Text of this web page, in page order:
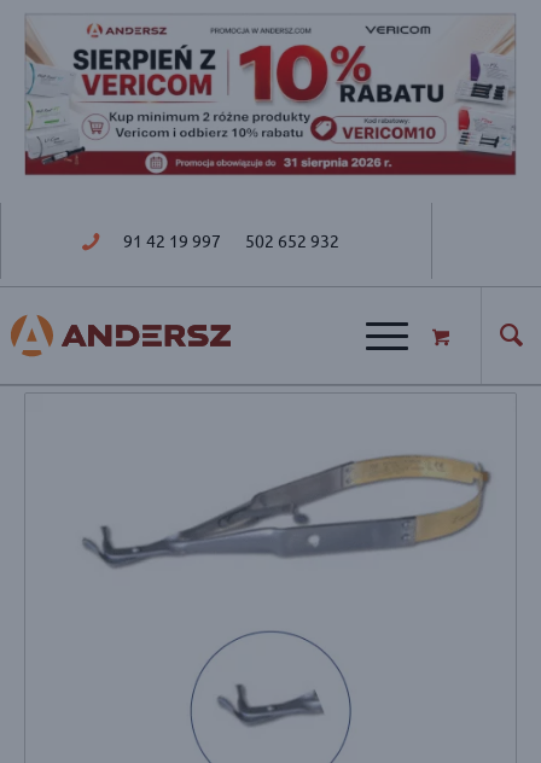
91 42 19 997 502 652 932